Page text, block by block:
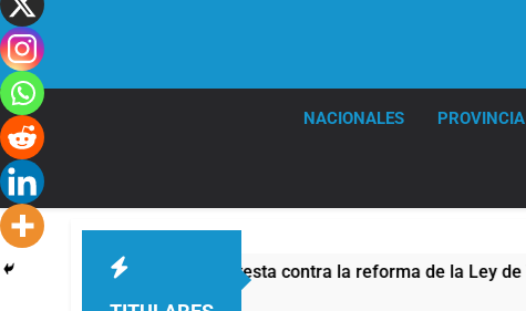
NACIONALES PROVINCIA
por la protesta contra la reforma de la Ley de Tierras